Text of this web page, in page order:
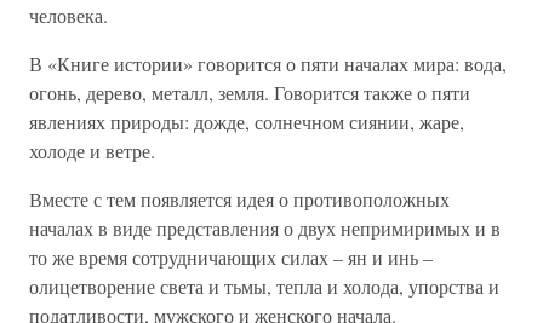
человека.
В «Книге истории» говорится о пяти началах мира: вода,
огонь, дерево, металл, земля. Говорится также о пяти
явлениях природы: дожде, солнечном сиянии, жаре,
холоде и ветре.
Вместе с тем появляется идея о противоположных
началах в виде представления о двух непримиримых и в
то же время сотрудничающих силах – ян и инь –
олицетворение света и тьмы, тепла и холода, упорства и
податливости, мужского и женского начала.